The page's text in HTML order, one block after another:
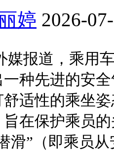
婷 2026-
媒报道，乘用
种先进的安
适性的乘坐
在保护乘员
滑”（即乘员